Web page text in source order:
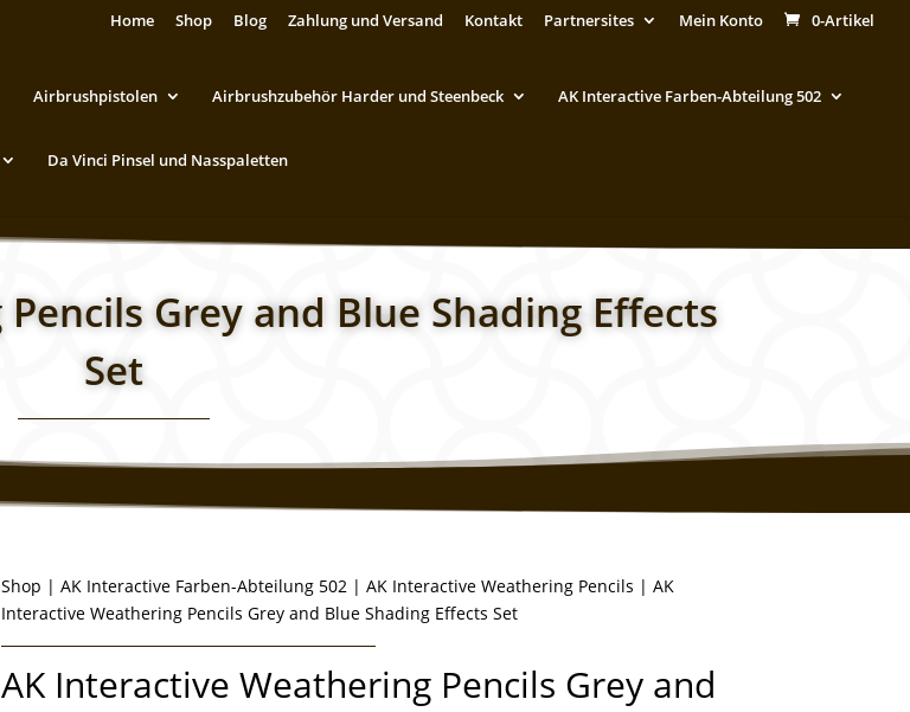
Home Shop Blog Zahlung und Versand Kontakt Partnersites Mein Konto 0-Artikel
Airbrushpistolen Airbrushzubehör Harder und Steenbeck AK Interactive Farben-Abteilung 502
Da Vinci Pinsel und Nasspaletten
Grey and Blue Shading Effects
Set
Shop |AK Interactive Farben-Abteilung 502 |AK Interactive Weathering Pencils | AK
Interactive Weathering Pencils Grey and Blue Shading Effects Set
AK Interactive Weathering Pencils Grey and